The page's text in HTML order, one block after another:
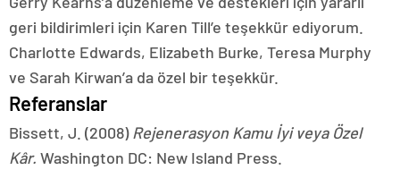
Francis.
Bucholz, K. (2020) Uzun süreli kilitlemelerde beklenen
cinsiyete dayalı şiddette büyük artış. Devlet adamı
[online] 30 Nisan. Şu adresten ulaşılabilir:
https://www.statista.com/chart/21566/global-in-in-
ingred-symats-iolence-covid-19/(Erişim tarihi: 18
Ocak 2022).